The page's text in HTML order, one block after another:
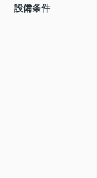
設備条件